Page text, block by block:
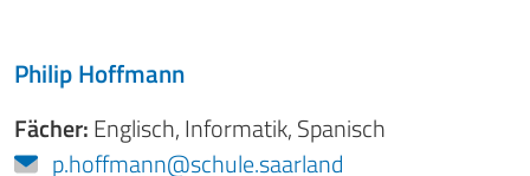
Philip Hoffmann
Fächer:Englisch,Informatik,Spanisch
p.hoffmann@schule.saarland